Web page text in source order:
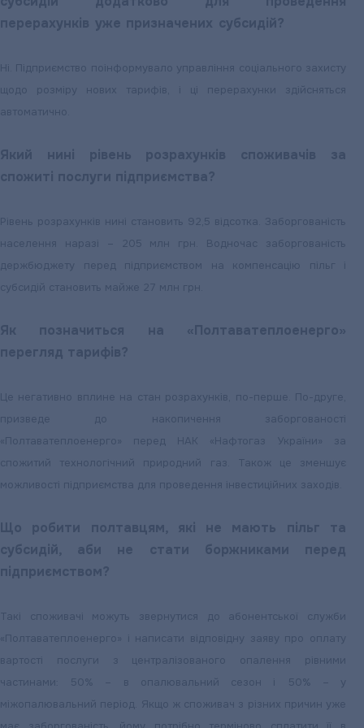
перерахунків уже призначених субсидій?
Ні. Підприємство поінформувало управління соціального захисту
щодо розміру нових тарифів, і ці перерахунки здійсняться
автоматично.
Який нині рівень розрахунків споживачів за
спожиті послуги підприємства?
Рівень розрахунків нині становить 92,5 відсотка. Заборгованість
населення наразі – 205 млн грн. Водночас заборгованість
держбюджету перед підприємством на компенсацію пільг і
субсидій становить майже 27 млн грн.
Як позначиться на «Полтаватеплоенерго»
перегляд тарифів?
Це негативно вплине на стан розрахунків, по-перше. По-друге,
призведе до накопичення заборгованості
«Полтаватеплоенерго» перед НАК «Нафтогаз України» за
спожитий технологічний природний газ. Також це зменшує
можливості підприємства для проведення інвестиційних заходів.
Що робити полтавцям, які не мають пільг та
субсидій, аби не стати боржниками перед
підприємством?
Такі споживачі можуть звернутися до абонентської служби
«Полтаватеплоенерго» і написати відповідну заяву про оплату
вартості послуги з централізованого опалення рівними
частинами: 50% – в опалювальний сезон і 50% – у
міжопалювальний період. Якщо ж споживач з різних причин уже